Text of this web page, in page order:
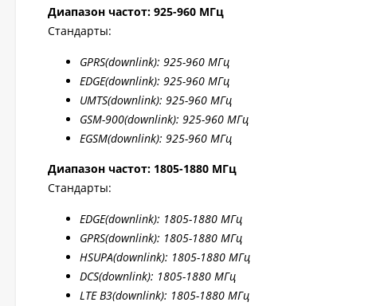
Диапазон частот: 925-960 МГц
Стандарты:
GPRS(downlink): 925-960 МГц
EDGE(downlink): 925-960 МГц
UMTS(downlink): 925-960 МГц
GSM-900(downlink): 925-960 МГц
EGSM(downlink): 925-960 МГц
Диапазон частот: 1805-1880 МГц
Стандарты:
EDGE(downlink): 1805-1880 МГц
GPRS(downlink): 1805-1880 МГц
HSUPA(downlink): 1805-1880 МГц
DCS(downlink): 1805-1880 МГц
LTE B3(downlink): 1805-1880 МГц